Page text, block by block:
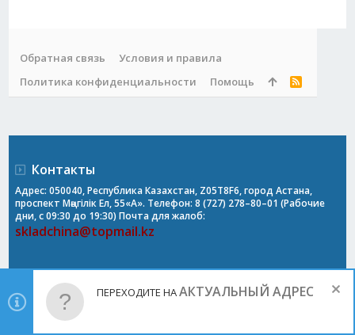
Обратная связь
Условия и правила
Политика конфиденциальности
Помощь
R
Контакты
Адрес: 050040, Республика Казахстан, Z05T8F6, город Астана,
проспект Мәңгілік Ел, 55«А». Телефон: 8 (727) 278–80–01 (Рабочие
дни, с 09:30 до 19:30) Почта для жалоб:
skladchina@topmail.kz
ПЕРЕХОДИТЕ НААКТУАЛЬНЫЙ АДРЕС